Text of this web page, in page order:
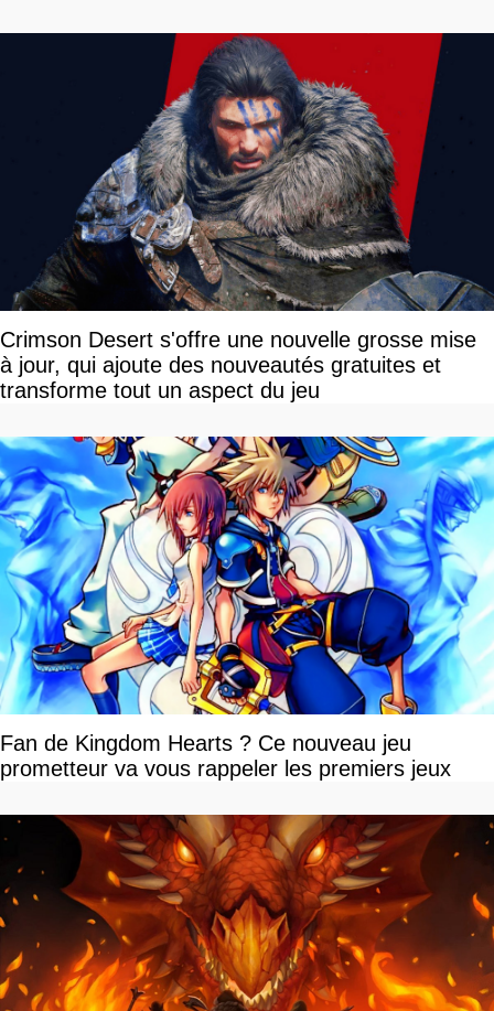
Crimson Desert s'offre une nouvelle grosse mise
à jour, qui ajoute des nouveautés gratuites et
transforme tout un aspect du jeu
Fan de Kingdom Hearts ? Ce nouveau jeu
prometteur va vous rappeler les premiers jeux